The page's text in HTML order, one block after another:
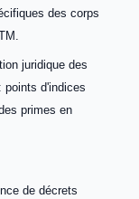
des corps
juridique des
points d'indices
primes en
de décrets